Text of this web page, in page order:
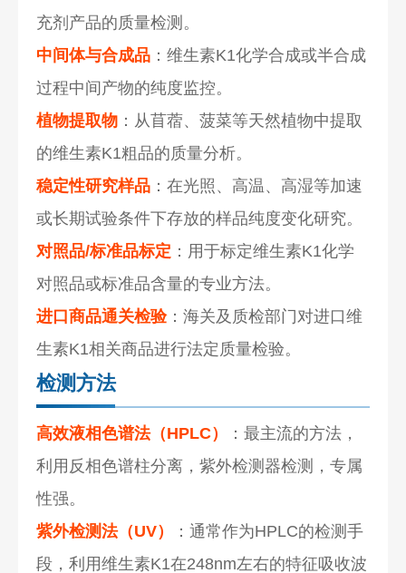
充剂产品的质量检测。
中间体与合成品 ：维生素K1化学合成或半合成
过程中间产物的纯度监控。
植物提取物 ：从苜蓿、菠菜等天然植物中提取
的维生素K1粗品的质量分析。
稳定性研究样品 ：在光照、高温、高湿等加速
或长期试验条件下存放的样品纯度变化研究。
对照品/标准品标定 ：用于标定维生素K1化学
对照品或标准品含量的专业方法。
进口商品通关检验：海关及质检部门对进口维
生素K1相关商品进行法定质量检验。
检测方法
高效液相色谱法（HPLC）
：最主流的方法，
利用反相色谱柱分离，紫外检测器检测，专属
性强。
紫外检测法（UV）
：通常作为HPLC的检测手
段，利用维生素K1在248nm左右的特征吸收波